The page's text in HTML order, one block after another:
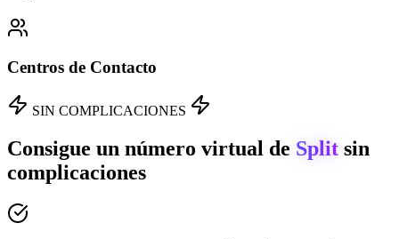
Centros de Contacto
SIN COMPLICACIONES
Consigue un número virtual de Split sin
complicaciones